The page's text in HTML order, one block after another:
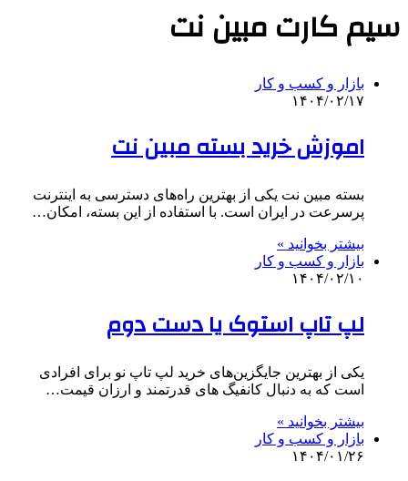
سیم کارت مبین نت
بازار و کسب و کار
۱۴۰۴/۰۲/۱۷
اموزش خرید بسته مبین نت
بسته مبین نت یکی از بهترین راه‌های دسترسی به اینترنت
پرسرعت در ایران است. با استفاده از این بسته، امکان…
بیشتر بخوانید »
بازار و کسب و کار
۱۴۰۴/۰۲/۱۰
لپ تاپ استوک یا دست دوم
یکی از بهترین جایگزین‌های خرید لپ تاپ نو برای افرادی
است که به دنبال کانفیگ های قدرتمند و ارزان قیمت…
بیشتر بخوانید »
بازار و کسب و کار
۱۴۰۴/۰۱/۲۶